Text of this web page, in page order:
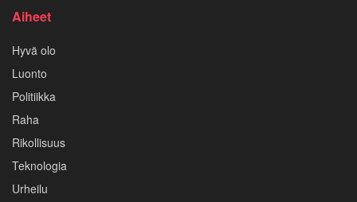
Aiheet
Hyvä olo
Luonto
Politiikka
Raha
Rikollisuus
Teknologia
Urheilu